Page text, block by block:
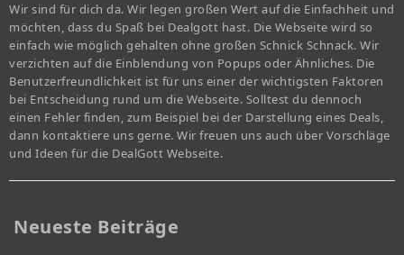
Wir sind für dich da. Wir legen großen Wert auf die Einfachheit und
möchten, dass du Spaß bei Dealgott hast. Die Webseite wird so
einfach wie möglich gehalten ohne großen Schnick Schnack. Wir
verzichten auf die Einblendung von Popups oder Ähnliches. Die
Benutzerfreundlichkeit ist für uns einer der wichtigsten Faktoren
bei Entscheidung rund um die Webseite. Solltest du dennoch
einen Fehler finden, zum Beispiel bei der Darstellung eines Deals,
dann kontaktiere uns gerne. Wir freuen uns auch über Vorschläge
und Ideen für die DealGott Webseite.
Neueste Beiträge